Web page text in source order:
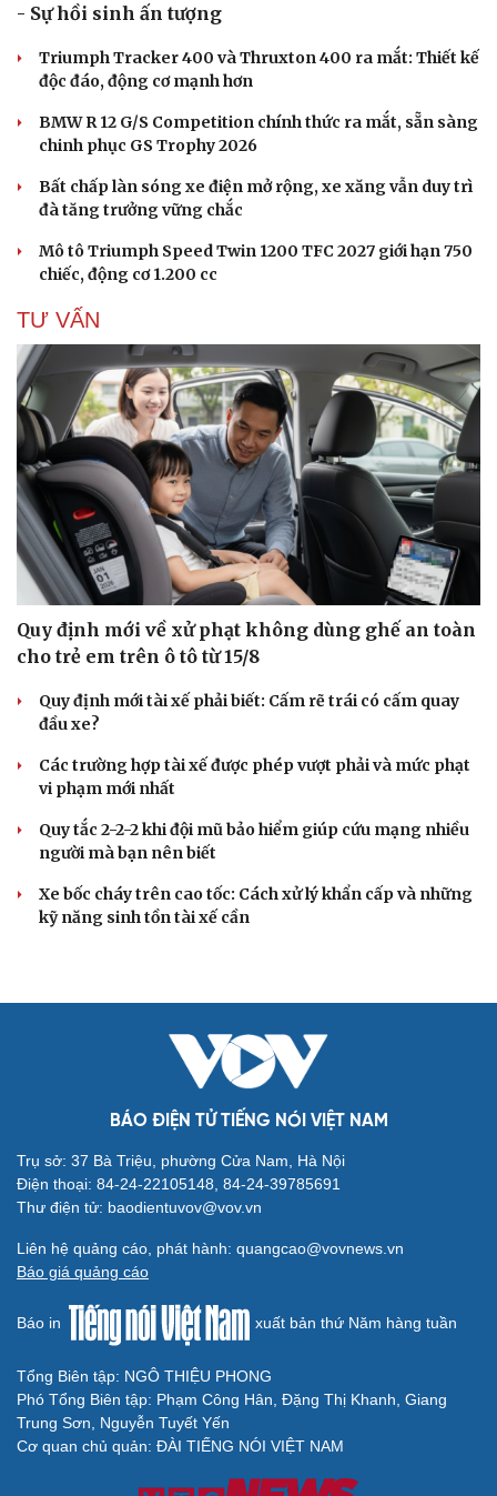
Cải chính
- Sự hồi sinh ấn tượng
Triumph Tracker 400 và Thruxton 400 ra mắt: Thiết kế
độc đáo, động cơ mạnh hơn
BMW R 12 G/S Competition chính thức ra mắt, sẵn sàng
chinh phục GS Trophy 2026
Bất chấp làn sóng xe điện mở rộng, xe xăng vẫn duy trì
đà tăng trưởng vững chắc
Mô tô Triumph Speed Twin 1200 TFC 2027 giới hạn 750
chiếc, động cơ 1.200 cc
TƯ VẤN
Quy định mới về xử phạt không dùng ghế an toàn
cho trẻ em trên ô tô từ 15/8
Quy định mới tài xế phải biết: Cấm rẽ trái có cấm quay
đầu xe?
Các trường hợp tài xế được phép vượt phải và mức phạt
vi phạm mới nhất
Quy tắc 2-2-2 khi đội mũ bảo hiểm giúp cứu mạng nhiều
người mà bạn nên biết
Xe bốc cháy trên cao tốc: Cách xử lý khẩn cấp và những
kỹ năng sinh tồn tài xế cần
BÁO ĐIỆN TỬ TIẾNG NÓI VIỆT NAM
Trụ sở: 37 Bà Triệu, phường Cửa Nam, Hà Nội
Điện thoại: 84-24-22105148, 84-24-39785691
Thư điện tử: baodientuvov@vov.vn
Liên hệ quảng cáo, phát hành: quangcao@vovnews.vn
Báo giá quảng cáo
Báo in xuất bản thứ Năm hàng tuần
Tổng Biên tập: NGÔ THIỆU PHONG
Phó Tổng Biên tập: Phạm Công Hân, Đặng Thị Khanh, Giang
Trung Sơn, Nguyễn Tuyết Yến
Cơ quan chủ quản: ĐÀI TIẾNG NÓI VIỆT NAM